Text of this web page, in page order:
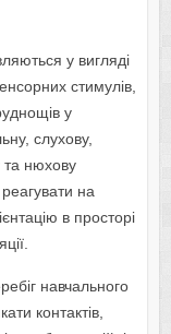
у вигляді
стимулів,
у
слухову,
та нюхову
на
в просторі
навчального
контактів,